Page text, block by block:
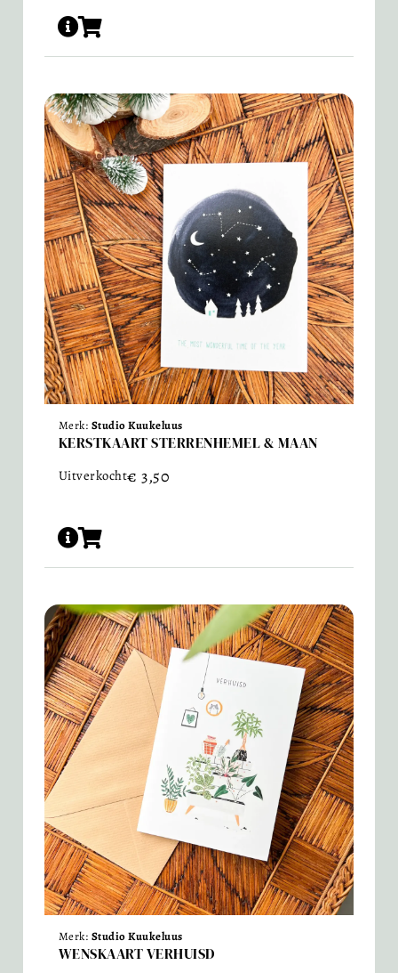
Merk: Studio Kuukeluus
KERSTKAART STERRENHEMEL & MAAN
Uitverkocht€ 3,50
Merk: Studio Kuukeluus
WENSKAART VERHUISD